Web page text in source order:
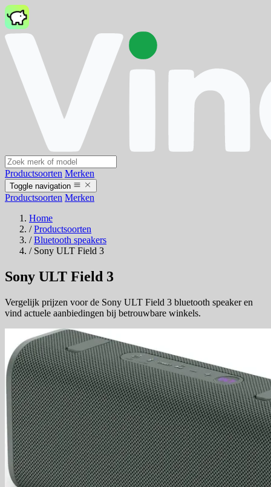
Productsoorten Merken
Toggle navigation
Productsoorten Merken
Home
/ Productsoorten
/ Bluetooth speakers
/ Sony ULT Field 3
Sony ULT Field 3
Vergelijk prijzen voor de Sony ULT Field 3 bluetooth speaker en
vind actuele aanbiedingen bij betrouwbare winkels.